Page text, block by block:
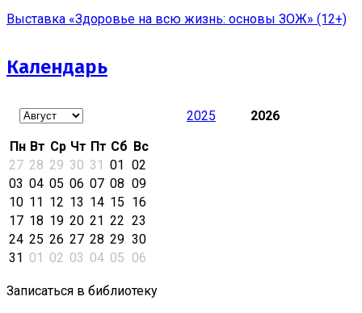
Выставка «Здоровье на всю жизнь: основы ЗОЖ» (12+)
Календарь
2025 2026
Пн Вт Ср Чт Пт Сб Вс
27 28 29 30 31 01 02
03 04 05 06 07 08 09
10 11 12 13 14 15 16
17 18 19 20 21 22 23
24 25 26 27 28 29 30
31 01 02 03 04 05 06
Записаться в библиотеку